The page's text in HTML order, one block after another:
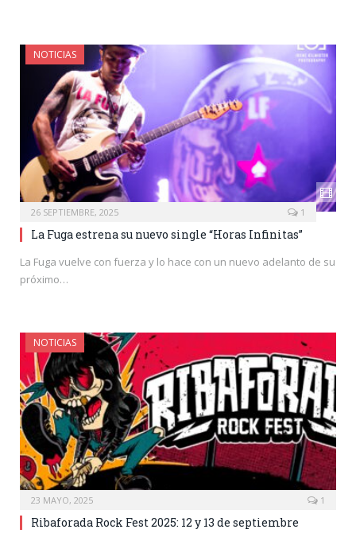
NOTICIAS
26 SEPTIEMBRE, 2025 1
La Fuga estrena su nuevo single “Horas Infinitas”
La Fuga vuelve con fuerza y lo hace con un nuevo adelanto de su
próximo…
NOTICIAS
23 MAYO, 2025 1
Ribaforada Rock Fest 2025: 12 y 13 de septiembre